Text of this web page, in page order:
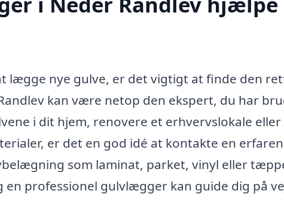
lægge nye gulve, er det vigtigt at finde den
kan være netop den ekspert, du har
i dit hjem, renovere et erhvervslokale
er det en god idé at kontakte en erfaren
som laminat, parket, vinyl eller
professionel gulvlægger kan guide dig på